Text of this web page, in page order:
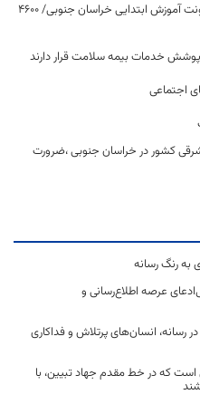
تقدیر مقام عالی وزارت از عملکرد جهادی معاونت آموزش ابتدایی خراسان جنوبی/ ۴۶۰۰
اجتماعی
کشور در خراسان جنوبی ،ضرورت
به رنگ رسانه
عرصه اطلاع‌رسانی و
رسانه، انسان‌های پرتلاش و فداکاری
است که در خط مقدم جهاد تبیین، با